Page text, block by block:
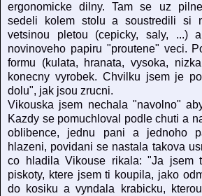
ergonomicke dilny. Tam se uz
sedeli kolem stolu a soustredili si
vetsinou pletou (cepicky, saly, ...)
novinoveho papiru "proutene" veci.
formu (kulata, hranata, vysoka,
konecny vyrobek. Chvilku jsem je
dolu", jak jsou zrucni.
Vikouska jsem nechala "navolno"
Kazdy se pomuchloval podle chuti a
oblibence, jednu pani a jednoho
hlazeni, povidani se nastala takova
co hladila Vikouse rikala: "Ja jsem
piskoty, ktere jsem ti koupila, jako
do kosiku a vyndala krabicku,